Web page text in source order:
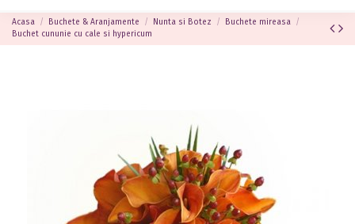
Acasa Buchete & Aranjamente Nunta si Botez
Buchete mireasa
Buchet cununie cu cale si hypericum